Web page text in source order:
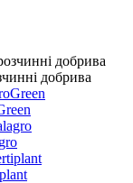
добрива